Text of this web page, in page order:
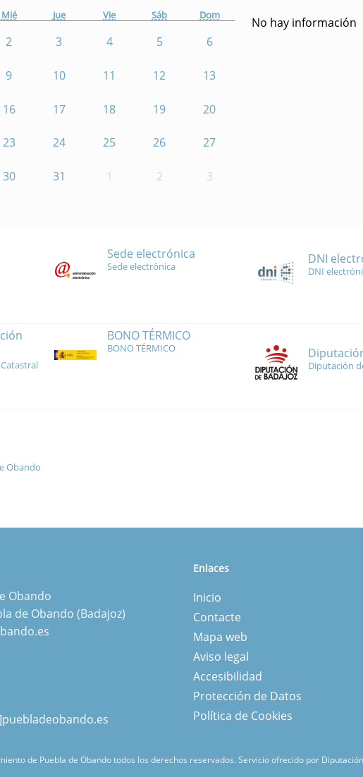
Mié Jue Vie Sáb Dom
2 3 4 5 6
9 10 11 12 13
16 17 18 19 20
23 24 25 26 27
30 31 1 2 3
No hay información
Sede electrónica
Sede electrónica DNI
DNI
BONO TÉRMICO
BONO TÉRMICO
Diputación
Obando
Obando
de Obando (Badajoz)
Enlaces
Inicio
Contacte
Mapa web
Aviso legal
Accesibilidad
Protección de Datos
Política de Cookies
de Puebla de Obando todos los derechos reservados.Servicio ofrecido por